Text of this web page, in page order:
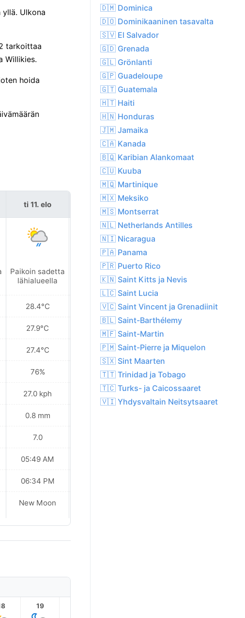
yllä. Ulkona
tarkoittaa
Willikies.
hoida
ti 11. elo
Paikoin sadetta
lähialueella
28.4°C
27.9°C
27.4°C
76%
27.0 kph
0.8 mm
7.0
05:49 AM
06:34 PM
New Moon
ke 12. elo
Paikoin sadetta
lähialueella
28.6°C
28.0°C
27.5°C
80%
35.3 kph
19
🇩🇲 Dominica
🇩🇴 Dominikaaninen tasavalta
🇸🇻 El Salvador
🇬🇩 Grenada
🇬🇱 Grönlanti
🇬🇵 Guadeloupe
🇬🇹 Guatemala
🇭🇹 Haiti
🇭🇳 Honduras
🇯🇲 Jamaika
🇨🇦 Kanada
🇧🇶 Karibian Alankomaat
🇨🇺 Kuuba
🇲🇶 Martinique
🇲🇽 Meksiko
🇲🇸 Montserrat
🇳🇱 Netherlands Antilles
🇳🇮 Nicaragua
🇵🇦 Panama
🇵🇷 Puerto Rico
🇰🇳 Saint Kitts ja Nevis
🇱🇨 Saint Lucia
🇻🇨 Saint Vincent ja Grenadiinit
🇧🇱 Saint-Barthélemy
🇲🇫 Saint-Martin
🇵🇲 Saint-Pierre ja Miquelon
🇸🇽 Sint Maarten
🇹🇹 Trinidad ja Tobago
🇹🇨 Turks- ja Caicossaaret
🇻🇮 Yhdysvaltain Neitsytsaaret